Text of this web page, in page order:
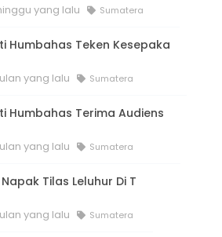
yang lalu Sumatera
Humbahas Teken Kesepaka
yang lalu Sumatera
Humbahas Terima Audiens
yang lalu Sumatera
Napak Tilas Leluhur Di T
yang lalu Sumatera